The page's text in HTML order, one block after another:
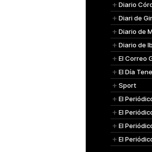
Diario
Diari de
Diario de
Diario de
El Correo
El Día
Sport
El
El
El
El